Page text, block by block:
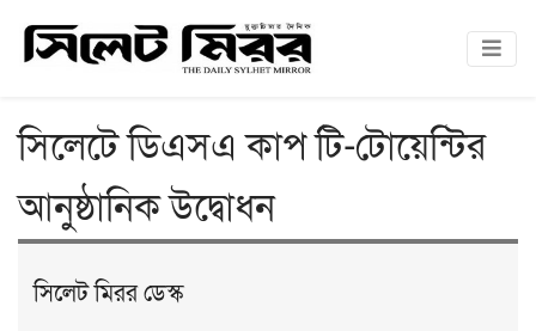
সিলেটে ডিএসএ কাপ টি-টোয়েন্টির
আনুষ্ঠানিক উদ্বোধন
সিলেট মিরর ডেস্ক